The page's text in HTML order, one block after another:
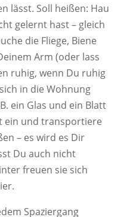
lässt. Soll heißen: Hau
gelernt hast – gleich
die Fliege, Biene
Arm (oder lass
ruhig, wenn Du ruhig
in die Wohnung
ein Glas und ein Blatt
ein und transportiere
– es wird es Dir
Du auch nicht
freuen sie sich
Spaziergang